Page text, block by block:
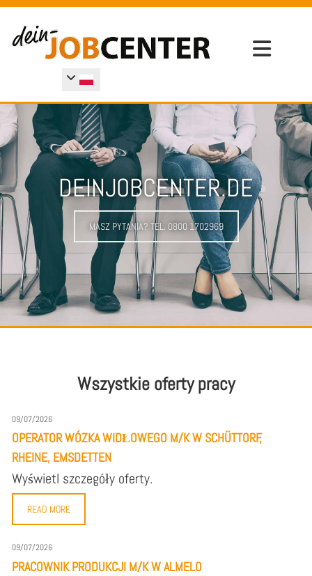
Skip to content
DEINJOBCENTER.DE
MASZ PYTANIA? TEL. 0800 1702969
Wszystkie oferty pracy
09/07/2026
OPERATOR WÓZKA WIDŁOWEGO M/K W SCHÜTTORF,
RHEINE, EMSDETTEN
Wyświetl szczegóły oferty.
READ MORE
09/07/2026
PRACOWNIK PRODUKCJI M/K W ALMELO